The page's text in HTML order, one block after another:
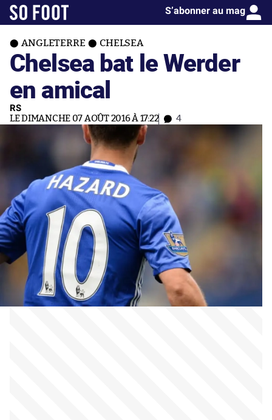
S’abonner au mag
ANGLETERRE CHELSEA
Chelsea bat le Werder
en amical
RS
LE DIMANCHE 07 AOÛT 2016 À 17:22 4